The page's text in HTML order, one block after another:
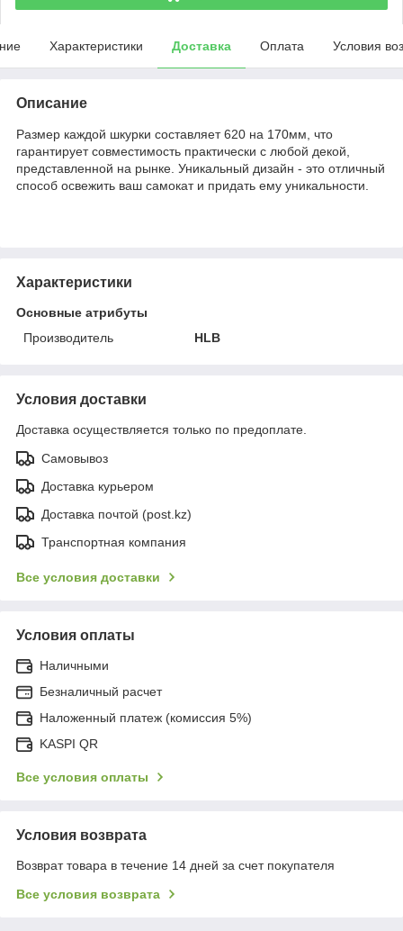
Характеристики Доставка Оплата Условия
Описание
Размер каждой шкурки составляет 620 на 170мм, что
гарантирует совместимость практически с любой декой,
представленной на рынке. Уникальный дизайн - это отличный
способ освежить ваш самокат и придать ему уникальности.
Характеристики
Основные атрибуты
Производитель
HLB
Условия доставки
Доставка осуществляется только по предоплате.
Самовывоз
Доставка курьером
Доставка почтой (post.kz)
Транспортная компания
Все условия доставки
Условия оплаты
Наличными
Безналичный расчет
Наложенный платеж (комиссия 5%)
KASPI QR
Все условия оплаты
Условия возврата
Возврат товара в течение 14 дней за счет покупателя
Все условия возврата